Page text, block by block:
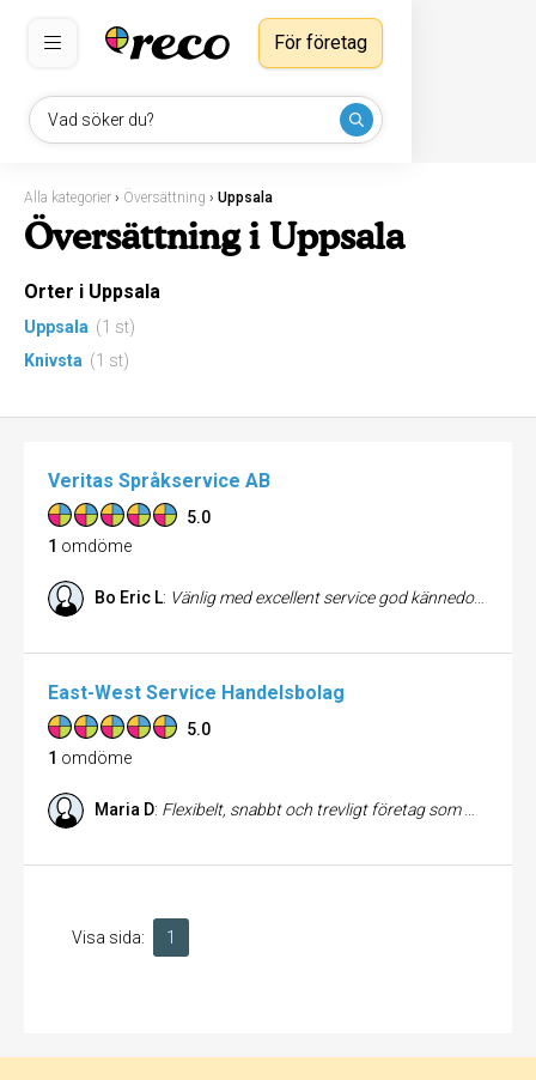
Vad söker du?
För företag
Alla kategorier › Översättning › Uppsala
Översättning i Uppsala
Orter i Uppsala
Uppsala (1 st)
Knivsta (1 st)
Veritas Språkservice AB
5.0
1 omdöme
Bo Eric L: Vänlig med excellent service god kännedom om vad Franska myndigheter kräver.
East-West Service Handelsbolag
5.0
1 omdöme
Maria D: Flexibelt, snabbt och trevligt företag som man alltid kan lita på!
Visa sida: 1